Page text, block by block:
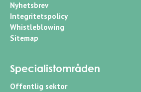
Nyhetsbrev
Integritetspolicy
Whistleblowing
Sitemap
Specialistområden
Offentlig sektor